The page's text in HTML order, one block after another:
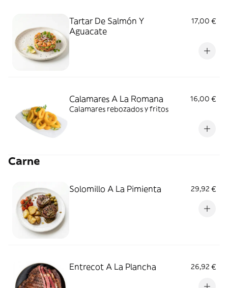
Tartar De Salmón Y
Aguacate
17,00 €
Calamares A La Romana
16,00 €
Calamares rebozados y fritos
Carne
Solomillo A La Pimienta 29,92 €
Entrecot A La Plancha 26,92 €